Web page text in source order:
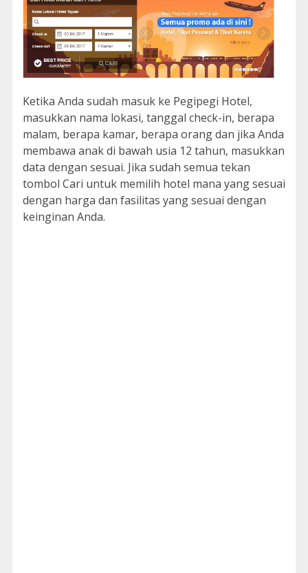
Ketika Anda sudah masuk ke Pegipegi Hotel,
masukkan nama lokasi, tanggal check-in, berapa
malam, berapa kamar, berapa orang dan jika Anda
membawa anak di bawah usia 12 tahun, masukkan
data dengan sesuai. Jika sudah semua tekan
tombol Cari untuk memilih hotel mana yang sesuai
dengan harga dan fasilitas yang sesuai dengan
keinginan Anda.